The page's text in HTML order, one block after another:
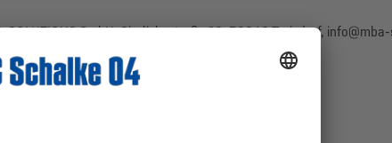
GmbH, Gierlichsstraße 26, 53840 Troisdorf,